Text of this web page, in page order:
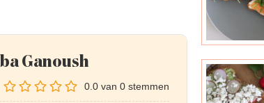
Ganoush
0.0 van0 stemmen